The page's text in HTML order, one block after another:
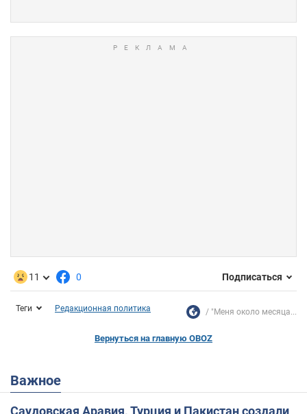
11 0 Подписаться
Теги Редакционная политика "Меня около месяца...
Вернуться на главную OBOZ
Важное
Саудовская Аравия, Турция и Пакистан создали